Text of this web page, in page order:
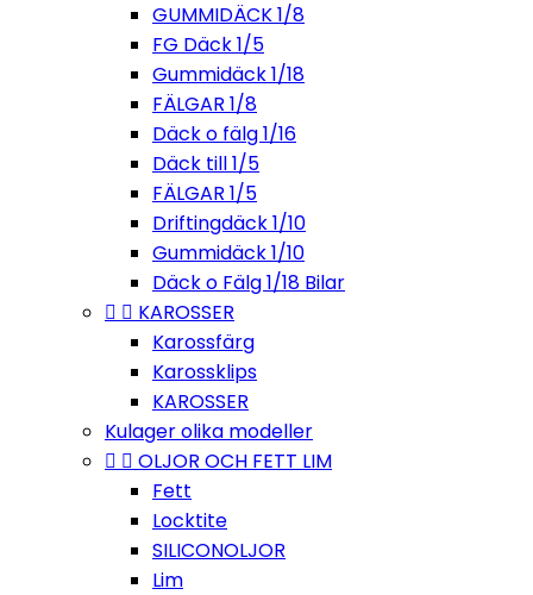
GUMMIDÄCK 1/8
FG Däck 1/5
Gummidäck 1/18
FÄLGAR 1/8
Däck o fälg 1/16
Däck till 1/5
FÄLGAR 1/5
Driftingdäck 1/10
Gummidäck 1/10
Däck o Fälg 1/18 Bilar
  KAROSSER
Karossfärg
Karossklips
KAROSSER
Kulager olika modeller
  OLJOR OCH FETT LIM
Fett
Locktite
SILICONOLJOR
Lim